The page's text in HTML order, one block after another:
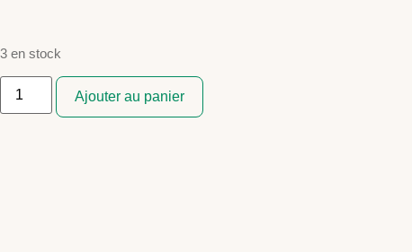
3 en stock
Ajouter au panier